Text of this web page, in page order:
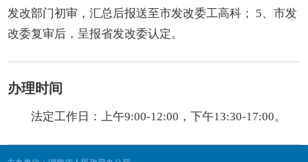
发改部门初审，汇总后报送至市发改委工高科； 5、市发
改委复审后，呈报省发改委认定。
办理时间
法定工作日：上午9:00-12:00，下午13:30-17:00。